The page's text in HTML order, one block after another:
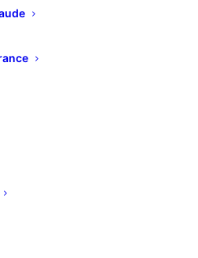
Halles et
de la
Bordelaise
siècle »